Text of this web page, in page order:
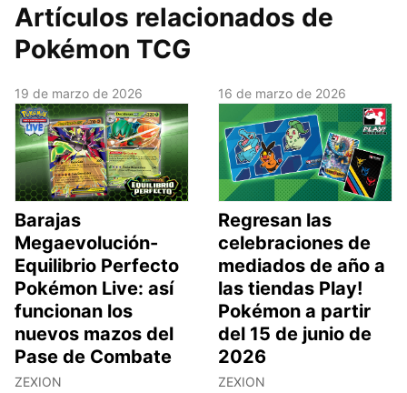
Artículos relacionados de
Pokémon TCG
19 de marzo de 2026
Barajas
Megaevolución-
Equilibrio Perfecto
Pokémon Live: así
funcionan los
nuevos mazos del
Pase de Combate
ZEXION
16 de marzo de 2026
Regresan las
celebraciones de
mediados de año a
las tiendas Play!
Pokémon a partir
del 15 de junio de
2026
ZEXION